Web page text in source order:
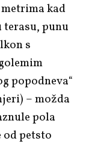
kad
terasu, punu
s
popodneva“
– možda
pola
od petsto